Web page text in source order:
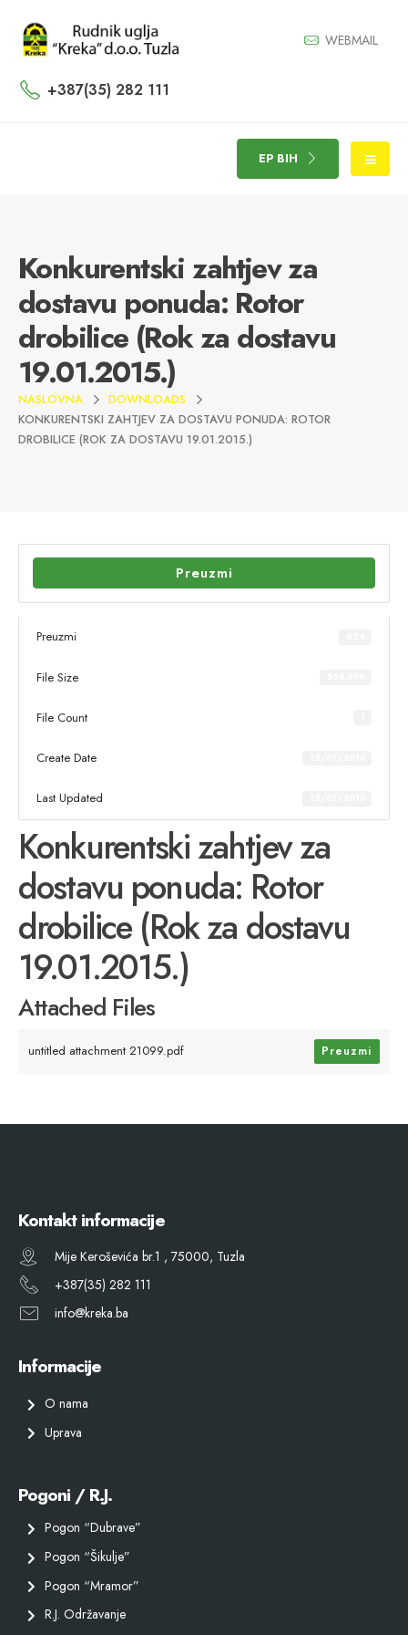
WEBMAIL
+387(35) 282 111
EP BIH
Konkurentski zahtjev za
dostavu ponuda: Rotor
drobilice (Rok za dostavu
19.01.2015.)
NASLOVNA
DOWNLOADS
KONKURENTSKI ZAHTJEV ZA DOSTAVU PONUDA: ROTOR
DROBILICE (ROK ZA DOSTAVU 19.01.2015.)
Preuzmi
Preuzmi
File Size
File Count
Create Date
Last Updated
Konkurentski zahtjev za
dostavu ponuda: Rotor
drobilice (Rok za dostavu
19.01.2015.)
Attached Files
untitled attachment 21099.pdf Preuzmi
Kontakt informacije
Mije Keroševića br.1 , 75000, Tuzla
+387(35) 282 111
info@kreka.ba
Informacije
O nama
Uprava
Pogoni / R.J.
Pogon “Dubrave”
Pogon “Šikulje”
Pogon “Mramor”
R.J. Održavanje